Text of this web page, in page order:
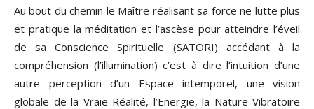
Au bout du chemin le Maître réalisant sa force ne lutte plus
et pratique la méditation et l’ascèse pour atteindre l’éveil
de sa Conscience Spirituelle (SATORI) accédant à la
compréhension (l’illumination) c’est à dire l’intuition d’une
autre perception d’un Espace intemporel, une vision
globale de la Vraie Réalité, l’Energie, la Nature Vibratoire